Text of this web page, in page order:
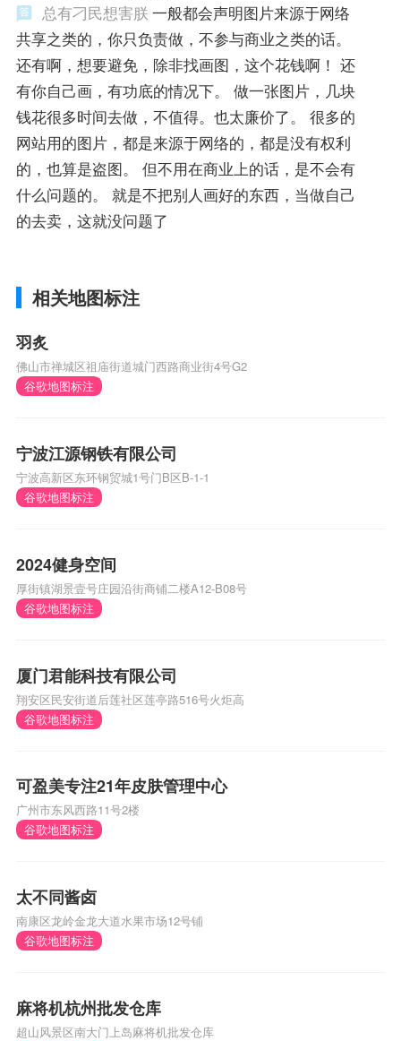
总有刁民想害朕 一般都会声明图片来源于网络
共享之类的，你只负责做，不参与商业之类的话。
还有啊，想要避免，除非找画图，这个花钱啊！ 还
有你自己画，有功底的情况下。 做一张图片，几块
钱花很多时间去做，不值得。也太廉价了。 很多的
网站用的图片，都是来源于网络的，都是没有权利
的，也算是盗图。 但不用在商业上的话，是不会有
什么问题的。 就是不把别人画好的东西，当做自己
的去卖，这就没问题了
相关地图标注
羽炙
佛山市禅城区祖庙街道城门西路商业街4号G2
谷歌地图标注
宁波江源钢铁有限公司
宁波高新区东环钢贸城1号门B区B-1-1
谷歌地图标注
2024健身空间
厚街镇湖景壹号庄园沿街商铺二楼A12-B08号
谷歌地图标注
厦门君能科技有限公司
翔安区民安街道后莲社区莲亭路516号火炬高
谷歌地图标注
可盈美专注21年皮肤管理中心
广州市东风西路11号2楼
谷歌地图标注
太不同酱卤
南康区龙岭金龙大道水果市场12号铺
谷歌地图标注
麻将机杭州批发仓库
超山风景区南大门上岛麻将机批发仓库